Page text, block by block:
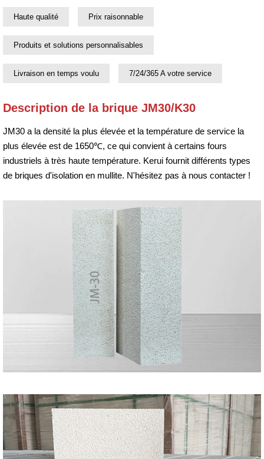
Haute qualité Prix raisonnable
Produits et solutions personnalisables
Livraison en temps voulu 7/24/365 A votre service
Description de la brique JM30/K30
JM30 a la densité la plus élevée et la température de service la
plus élevée est de 1650℃, ce qui convient à certains fours
industriels à très haute température. Kerui fournit différents types
de briques d'isolation en mullite. N'hésitez pas à nous contacter !